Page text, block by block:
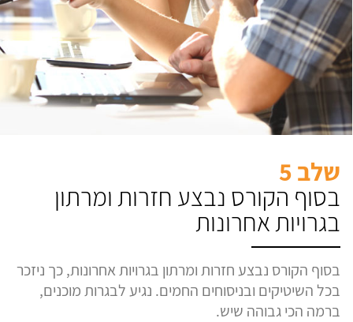
שלב 5
בסוף הקורס נבצע חזרות ומרתון
בגרויות אחרונות
בסוף הקורס נבצע חזרות ומרתון בגרויות אחרונות, כך ניזכר
בכל השיטיקים ובניסוחים החמים. נגיע לבגרות מוכנים,
ברמה הכי גבוהה שיש.